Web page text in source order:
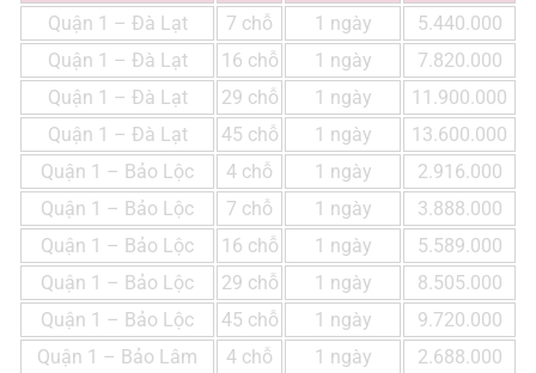
Quận 1 – Đà Lạt
7 chỗ 1 ngày
5.440.000
Quận 1 – Đà Lạt
16 chỗ 1 ngày
7.820.000
Quận 1 – Đà Lạt
29 chỗ 1 ngày
11.900.000
Quận 1 – Đà Lạt
45 chỗ 1 ngày
13.600.000
Quận 1 – Bảo Lộc
4 chỗ 1 ngày
2.916.000
Quận 1 – Bảo Lộc
7 chỗ 1 ngày
3.888.000
Quận 1 – Bảo Lộc
16 chỗ 1 ngày
5.589.000
Quận 1 – Bảo Lộc
29 chỗ 1 ngày
8.505.000
Quận 1 – Bảo Lộc
45 chỗ 1 ngày
9.720.000
Quận 1 – Bảo Lâm
4 chỗ 1 ngày
2.688.000